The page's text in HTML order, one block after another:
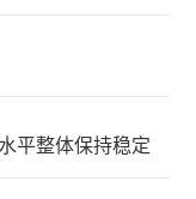
平整体保持稳定